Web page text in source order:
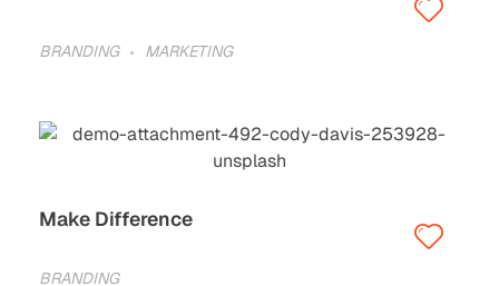
BRANDING MARKETING
Make Difference
BRANDING